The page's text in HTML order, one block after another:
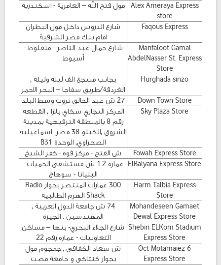
Alex Ameraya Express
store
مول فتح الله – العامرية - اسكندرية
Faqous Express
شارع الدروس داخل مول البطران
امام بنك مصر الشرقية
Manfaloot Gamal
AbdelNasser St. Express
Store
شارع جمال عبد الناصر - منفلوط -
أسيوط
Hurghada sinzo
بجانب منتجع الف ليلة وليلة ,
الغردقة/طريق سفاجا – البحر الاحمر
Down Town Store
27 ش عبد الخالق ثروت وسط البلد
Sky Plaza Store
المركز التجاري سكاي بلازا , القطعة
رقم 8 بالمنطقة الترفيهية بمدينة
الشروق ,الكيلو 38 مصر- اسماعيليه
الصحراوي, الوحدة B31
Fowah Express Store
ش الفتح - مركز فوه - كفر الشيخ
ElBalyana Express Store
عماره 1.2 ش مستشفى الحميات -
البليانا - سوهاج
Harm Talbia Express
Store
300 عمارات المنتصر بجوار Radio
Shack الهرم الطالبية
Mohandeseen Gamaet
Dewal Express Store
74 ش جامعة الدول العربية ,
المهندسين . الجيزة
Shebin ELKom Stadium
Express Store
شارع الجلاء البحري- بنها – مساكن
التعاونيات - عماره رقم 22
6 Oct Motamaiez
Express Store
ش سعاد الكفافى , جمجوم مول
بجوار كنتاكى و جامعة مصت